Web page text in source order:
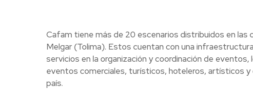
Cafam tiene más de 20 escenarios distribuidos en las
Melgar (Tolima). Estos cuentan con una
servicios en la organización y coordinación de
eventos comerciales, turísticos, hoteleros, artísticos
país.